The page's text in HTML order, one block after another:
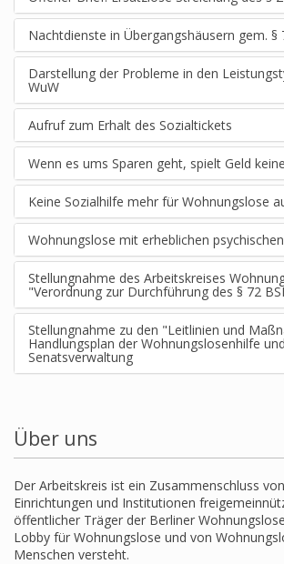
Nachtdienste in Übergangshäusern gem. §
Darstellung der Probleme in den
WuW
Aufruf zum Erhalt des Sozialtickets
Wenn es ums Sparen geht, spielt Geld
Keine Sozialhilfe mehr für Wohnungslose
Wohnungslose mit erheblichen
Stellungnahme des Arbeitskreises
"Verordnung zur Durchführung des § 72
Stellungnahme zu den "Leitlinien und
Handlungsplan der Wohnungslosenhilfe
Senatsverwaltung
Über uns
Der Arbeitskreis ist ein Zusammenschluss
Einrichtungen und Institutionen
öffentlicher Träger der Berliner
Lobby für Wohnungslose und von
Menschen versteht.